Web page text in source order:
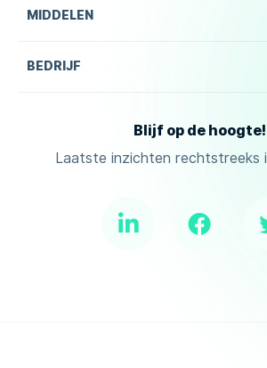
MIDDELEN
BEDRIJF
Blijf op de hoogte!
Laatste inzichten rechtstreeks